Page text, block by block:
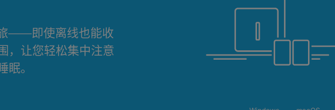
——即使离线也能收
，让您轻松集中注意
。